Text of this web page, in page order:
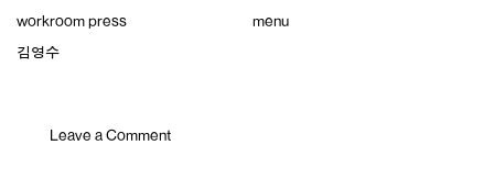
content
workroom press menu
김영수
Leave a Comment